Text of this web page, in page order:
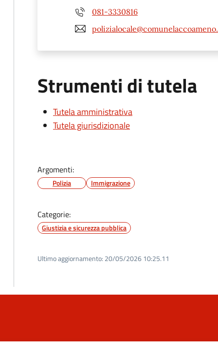
081-3330816
Strumenti di tutela
Tutela amministrativa
Tutela giurisdizionale
Argomenti:
Polizia Immigrazione
Categorie:
Giustizia e sicurezza pubblica
Ultimo aggiornamento: 20/05/2026 10:25.11